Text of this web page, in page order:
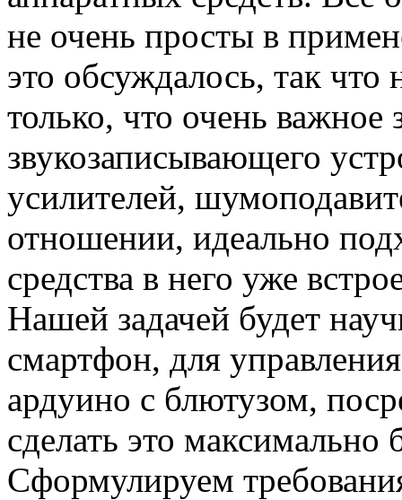
не очень просты в
это обсуждалось, так
только, что очень важное
звукозаписывающего
усилителей,
отношении, идеально
средства в него уже
Нашей задачей будет
смартфон, для
ардуино с блютузом,
сделать это максимально
Сформулируем